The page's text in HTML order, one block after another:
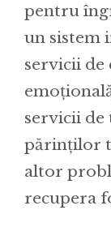
pentru
un sistem
servicii de
servicii de
părinților
altor
recupera